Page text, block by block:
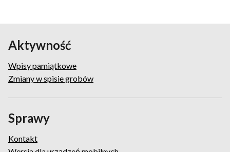
Aktywność
Wpisy pamiątkowe
Zmiany w spisie grobów
Sprawy
Kontakt